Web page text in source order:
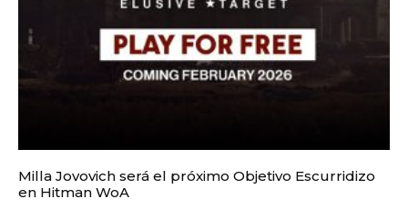
Milla Jovovich será el próximo Objetivo Escurridizo
en Hitman WoA